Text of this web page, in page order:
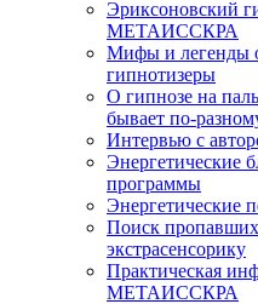
Эриксоновский
МЕТАИССКРА
Мифы и легенды
гипнотизеры
О гипнозе на
бывает по-
Интервью с
Энергетические
программы
Энергетические
Поиск пропавших
экстрасенсорику
Практическая
МЕТАИССКРА